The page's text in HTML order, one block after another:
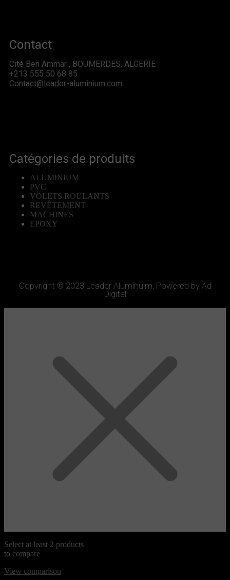
Contact
Cité Ben Ammar , BOUMERDES, ALGERIE
+213 555 50 68 85
Contact@leader-aluminium.com
Catégories de produits
ALUMINIUM
PVC
VOLETS ROULANTS
REVÊTEMENT
MACHINES
EPOXY
Copyright © 2023 Leader Aluminuim, Powered by Ad
Digital
Select at least 2 products
to compare
View comparison